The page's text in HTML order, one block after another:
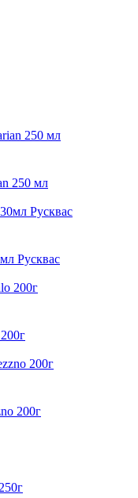
250 мл
Русквас
200г